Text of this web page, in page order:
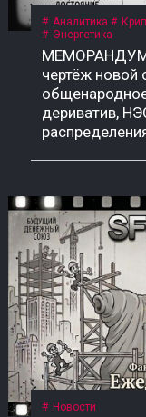
Аналитика
Энергетика
МЕМОРАНДУМ.
чертёж новой
дериватив,
Новости